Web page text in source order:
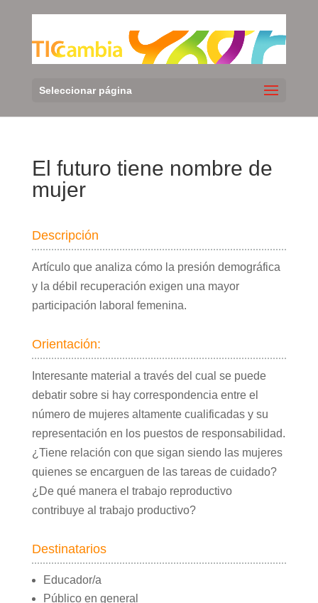
Seleccionar página
El futuro tiene nombre de
mujer
Descripción
Artículo que analiza cómo la presión demográfica
y la débil recuperación exigen una mayor
participación laboral femenina.
Orientación:
Interesante material a través del cual se puede
debatir sobre si hay correspondencia entre el
número de mujeres altamente cualificadas y su
representación en los puestos de responsabilidad.
¿Tiene relación con que sigan siendo las mujeres
quienes se encarguen de las tareas de cuidado?
¿De qué manera el trabajo reproductivo
contribuye al trabajo productivo?
Destinatarios
Educador/a
Público en general